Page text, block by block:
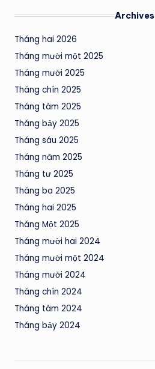
Archives
Tháng hai 2026
Tháng mười một 2025
Tháng mười 2025
Tháng chín 2025
Tháng tám 2025
Tháng bảy 2025
Tháng sáu 2025
Tháng năm 2025
Tháng tư 2025
Tháng ba 2025
Tháng hai 2025
Tháng Một 2025
Tháng mười hai 2024
Tháng mười một 2024
Tháng mười 2024
Tháng chín 2024
Tháng tám 2024
Tháng bảy 2024